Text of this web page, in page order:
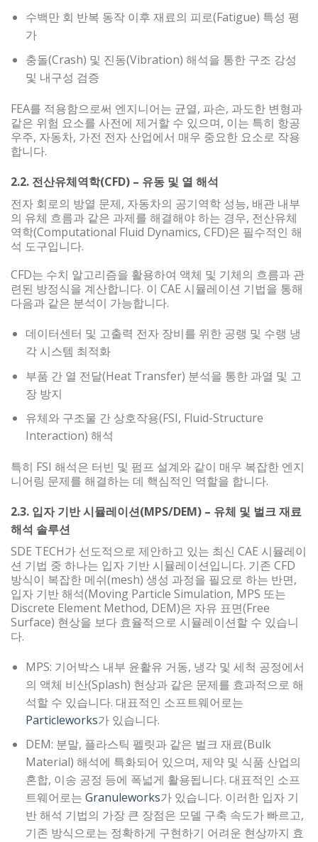
수백만 회 반복 동작 이후 재료의 피로(Fatigue) 특성 평
가
충돌(Crash) 및 진동(Vibration) 해석을 통한 구조 강성
및 내구성 검증
FEA를 적용함으로써 엔지니어는 균열, 파손, 과도한 변형과
같은 위험 요소를 사전에 제거할 수 있으며, 이는 특히 항공
우주, 자동차, 가전 전자 산업에서 매우 중요한 요소로 작용
합니다.
2.2. 전산유체역학(CFD) – 유동 및 열 해석
전자 회로의 방열 문제, 자동차의 공기역학 성능, 배관 내부
의 유체 흐름과 같은 과제를 해결해야 하는 경우, 전산유체
역학(Computational Fluid Dynamics, CFD)은 필수적인 해
석 도구입니다.
CFD는 수치 알고리즘을 활용하여 액체 및 기체의 흐름과 관
련된 방정식을 계산합니다. 이 CAE 시뮬레이션 기법을 통해
다음과 같은 분석이 가능합니다.
데이터센터 및 고출력 전자 장비를 위한 공랭 및 수랭 냉
각 시스템 최적화
부품 간 열 전달(Heat Transfer) 분석을 통한 과열 및 고
장 방지
유체와 구조물 간 상호작용(FSI, Fluid-Structure
Interaction) 해석
특히 FSI 해석은 터빈 및 펌프 설계와 같이 매우 복잡한 엔지
니어링 문제를 해결하는 데 핵심적인 역할을 합니다.
2.3. 입자 기반 시뮬레이션(MPS/DEM) – 유체 및 벌크 재료
해석 솔루션
SDE TECH가 선도적으로 제안하고 있는 최신 CAE 시뮬레이
션 기법 중 하나는 입자 기반 시뮬레이션입니다. 기존 CFD
방식이 복잡한 메쉬(mesh) 생성 과정을 필요로 하는 반면,
입자 기반 해석(Moving Particle Simulation, MPS 또는
Discrete Element Method, DEM)은 자유 표면(Free
Surface) 현상을 보다 효율적으로 시뮬레이션할 수 있습니
다.
MPS: 기어박스 내부 윤활유 거동, 냉각 및 세척 공정에서
의 액체 비산(Splash) 현상과 같은 문제를 효과적으로 해
석할 수 있습니다. 대표적인 소프트웨어로는
Particleworks가 있습니다.
DEM: 분말, 플라스틱 펠릿과 같은 벌크 재료(Bulk
Material) 해석에 특화되어 있으며, 제약 및 식품 산업의
혼합, 이송 공정 등에 폭넓게 활용됩니다. 대표적인 소프
트웨어로는 Granuleworks가 있습니다. 이러한 입자 기
반 해석 기법의 가장 큰 장점은 모델 구축 속도가 빠르고,
기존 방식으로는 정확하게 구현하기 어려운 현상까지 효